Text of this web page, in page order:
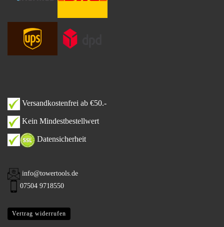
Versandkostenfrei ab €50.-
Kein Mindestbestellwert
Datensicherheit
info@towertools.de
07504 9718550
Vertrag widerrufen